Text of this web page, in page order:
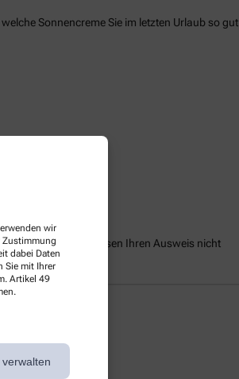
wir
Zustimmung
dabei Daten
Sie mit Ihrer
Artikel 49
Sonnencreme Sie im letzten Urlaub so gut
und Sie müssen Ihren Ausweis nicht